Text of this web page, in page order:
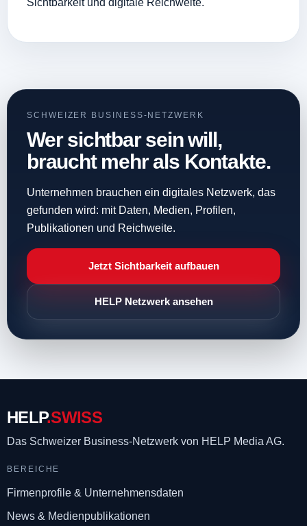
Sichtbarkeit und digitale Reichweite.
SCHWEIZER BUSINESS-NETZWERK
Wer sichtbar sein will,
braucht mehr als Kontakte.
Unternehmen brauchen ein digitales Netzwerk, das
gefunden wird: mit Daten, Medien, Profilen,
Publikationen und Reichweite.
Jetzt Sichtbarkeit aufbauen
HELP Netzwerk ansehen
HELP.SWISS
Das Schweizer Business-Netzwerk von HELP Media AG.
BEREICHE
Firmenprofile & Unternehmensdaten
News & Medienpublikationen